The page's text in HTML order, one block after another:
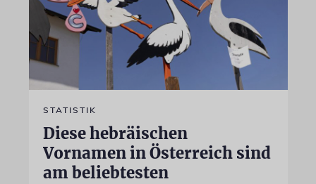
STATISTIK
Diese hebräischen
Vornamen in Österreich sind
am beliebtesten